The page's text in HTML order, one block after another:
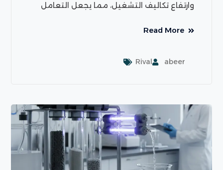
وارتفاع تكاليف التشغيل، مما يجعل التعامل
Read More
abeer
Rival